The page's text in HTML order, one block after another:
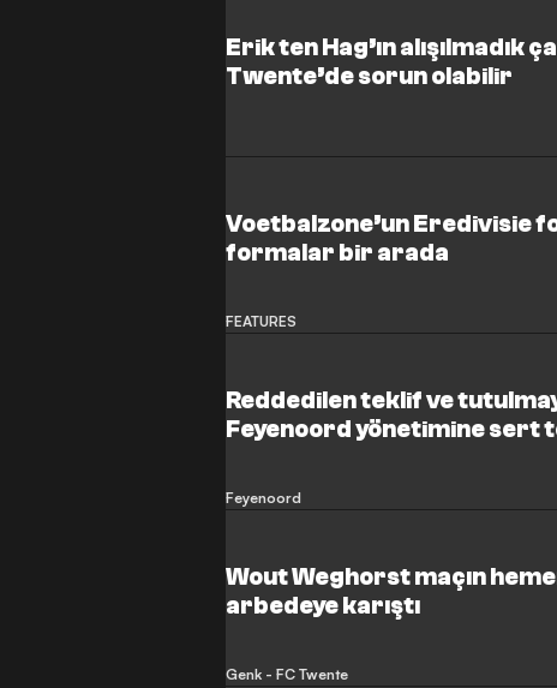
Erik ten Hag’ın alışılmadık
Twente’de sorun olabilir
Voetbalzone’un Eredivisie
formalar bir arada
FEATURES
Reddedilen teklif ve
Feyenoord yönetimine sert
Feyenoord
Wout Weghorst maçın
arbedeye karıştı
Genk - FC Twente